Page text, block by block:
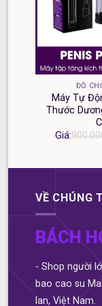
– Chất
– Chiều
– Đường
ĐỒ
Máy Tự
Thước
Giá:
VỀ CHÚNG
BÁCH
- Shop người
bao cao su
lan, Việt Nam.